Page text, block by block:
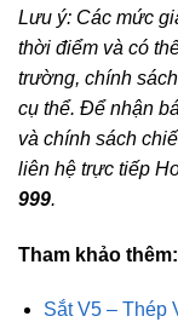
Lưu ý: Các mức
thời điểm và có
trường, chính
cụ thể. Để nhận
và chính sách
liên hệ trực tiếp
999.
Tham khảo thêm:
Sắt V5 – Thép